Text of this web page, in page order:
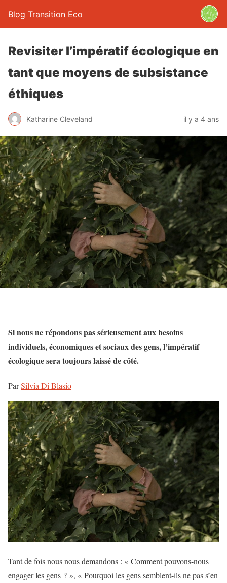
Blog Transition Eco
Revisiter l’impératif écologique en
tant que moyens de subsistance
éthiques
Katharine Cleveland il y a 4 ans
Si nous ne répondons pas sérieusement aux besoins
individuels, économiques et sociaux des gens, l’impératif
écologique sera toujours laissé de côté.
ParSilvia Di Blasio
Tant de fois nous nous demandons : « Comment pouvons-nous
engager les gens ? », « Pourquoi les gens semblent-ils ne pas s’en